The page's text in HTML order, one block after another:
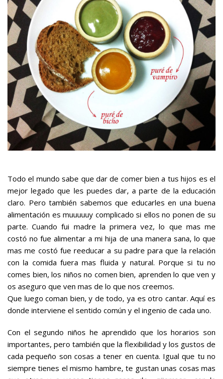
Todo el mundo sabe que dar de comer bien a tus hijos es el
mejor legado que les puedes dar, a parte de la educación
claro. Pero también sabemos que educarles en una buena
alimentación es muuuuuy complicado si ellos no ponen de su
parte. Cuando fui madre la primera vez, lo que mas me
costó no fue alimentar a mi hija de una manera sana, lo que
mas me costó fue reeducar a su padre para que la relación
con la comida fuera mas fluida y natural. Porque si tu no
comes bien, los niños no comen bien, aprenden lo que ven y
os aseguro que ven mas de lo que nos creemos.
Que luego coman bien, y de todo, ya es otro cantar. Aquí es
donde interviene el sentido común y el ingenio de cada uno.
Con el segundo niños he aprendido que los horarios son
importantes, pero también que la flexibilidad y los gustos de
cada pequeño son cosas a tener en cuenta. Igual que tu no
siempre tienes el mismo hambre, te gustan unas cosas mas